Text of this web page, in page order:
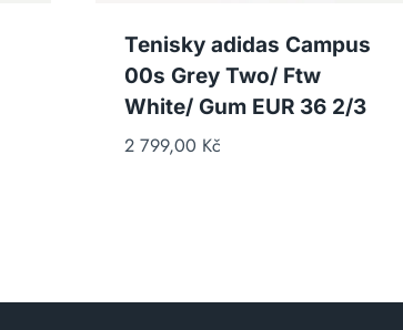
Tenisky adidas Campus
00s Grey Two/ Ftw
White/ Gum EUR 36 2/3
2 799,00 Kč